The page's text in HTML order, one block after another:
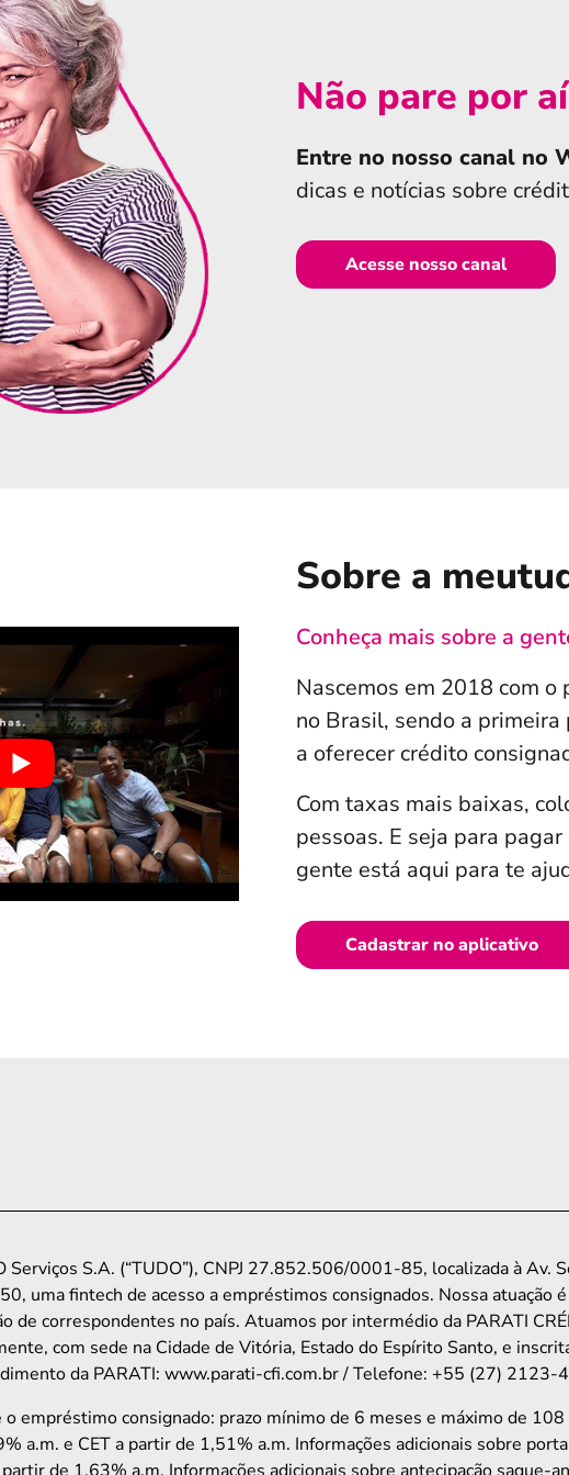
Não pare por
Entre no nosso canal no
dicas e notícias sobre
Acesse nosso canal
Sobre a
Conheça mais sobre a
Nascemos em 2018 com
no Brasil, sendo a
a oferecer crédito
Com taxas mais baixas,
pessoas. E seja para
gente está aqui para te
Cadastrar no aplicativo
Serviços S.A. (“TUDO”), CNPJ 27.852.506/0001-85, localizada à Av.
uma fintech de acesso a empréstimos consignados. Nossa atuação
de correspondentes no país. Atuamos por intermédio da PARATI
com sede na Cidade de Vitória, Estado do Espírito Santo, e
da PARATI: www.parati-cfi.com.br / Telefone: +55 (27)
o empréstimo consignado: prazo mínimo de 6 meses e máximo de
a.m. e CET a partir de 1,51% a.m. Informações adicionais sobre